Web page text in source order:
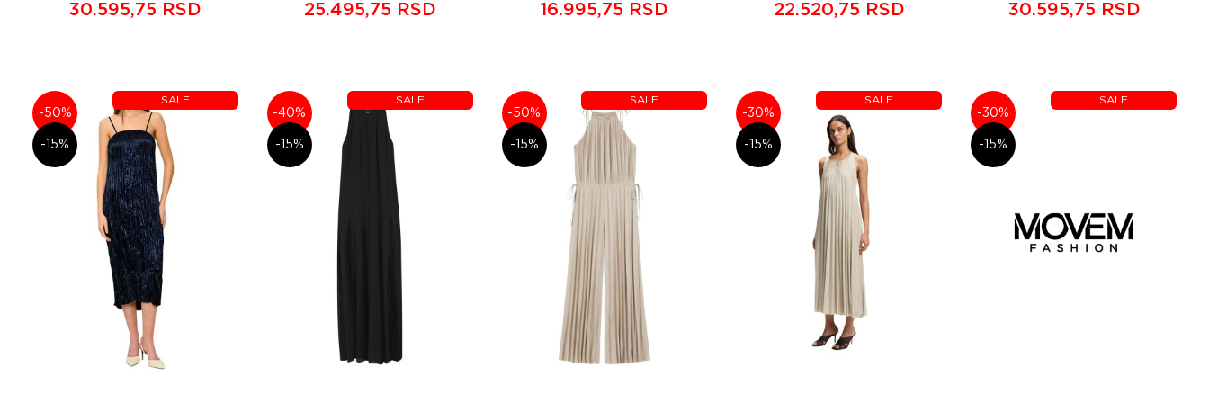
30.595,75 RSD 25.495,75 RSD 16.995,75 RSD 22.520,75 RSD 30.595,75 RSD
-50%
-15%
SALE
-40%
-15%
SALE
-50%
-15%
SALE
-30%
-15%
SALE
-30%
-15%
SALE